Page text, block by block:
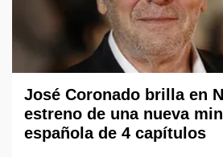
José Coronado brilla en
estreno de una nueva
española de 4 capítulos